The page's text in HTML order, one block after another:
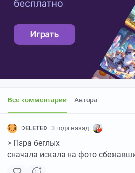
Все комментарии Автора
DELETED 3 года назад
> Пара беглых
сначала искала на фото